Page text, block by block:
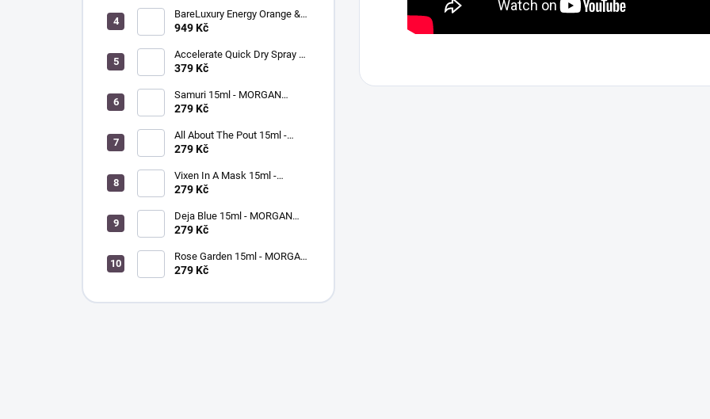
BareLuxury Energy Orange &
Lemongrass Lotion 946 ml -
hydratační krém na ruce a tělo
- pomeranč / citrónová tráva
949 Kč
Accelerate Quick Dry Spray &
Drops 9ml - MORGAN TAYLOR
379 Kč
Samuri 15ml - MORGAN
TAYLOR - lak na nehty
279 Kč
All About The Pout 15ml -
MORGAN TAYLOR - lak na
279 Kč
Vixen In A Mask 15ml -
MORGAN TAYLOR - lak na
279 Kč
Deja Blue 15ml - MORGAN
TAYLOR - lak na nehty
279 Kč
Rose Garden 15ml - MORGAN
TAYLOR - lak na nehty
279 Kč